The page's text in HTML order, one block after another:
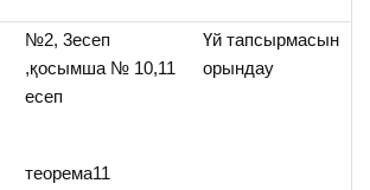
№2, 3есеп
,қосымша № 10,11
есеп
теорема11
Үй тапсырмасын
орындау